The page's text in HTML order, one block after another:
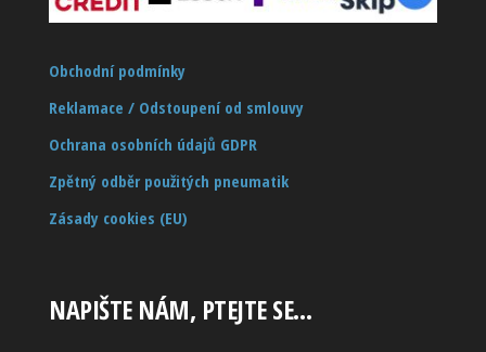
Obchodní podmínky
Reklamace / Odstoupení od smlouvy
Ochrana osobních údajů GDPR
Zpětný odběr použitých pneumatik
Zásady cookies (EU)
NAPIŠTE NÁM, PTEJTE SE…